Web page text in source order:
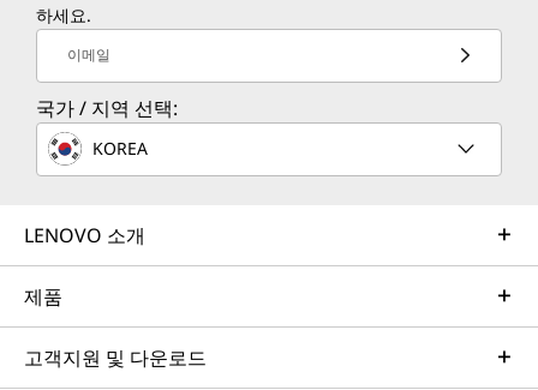
하세요.
이메일
국가 / 지역 선택:
KOREA
LENOVO 소개
제품
고객지원 및 다운로드